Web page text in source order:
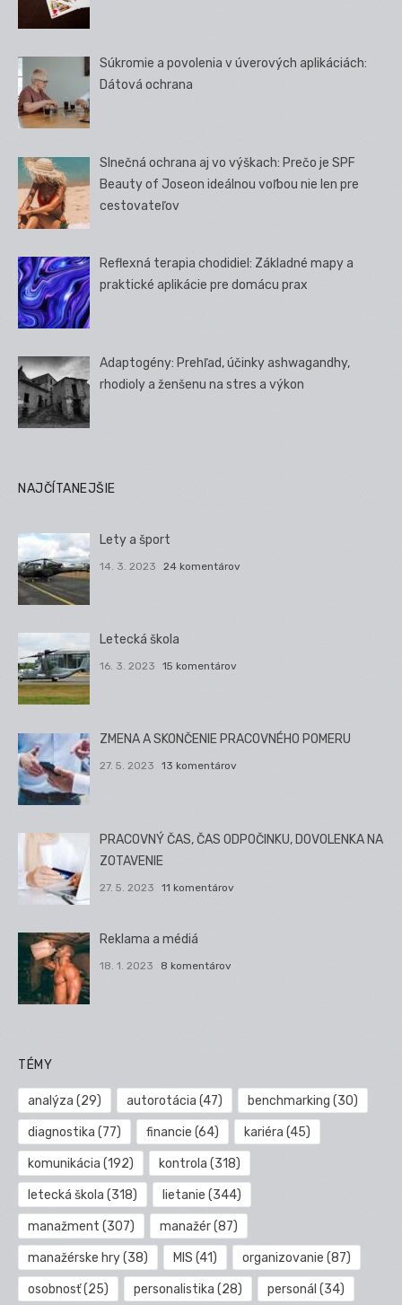
Súkromie a povolenia v úverových aplikáciách:
Dátová ochrana
Slnečná ochrana aj vo výškach: Prečo je SPF
Beauty of Joseon ideálnou voľbou nie len pre
cestovateľov
Reflexná terapia chodidiel: Základné mapy a
praktické aplikácie pre domácu prax
Adaptogény: Prehľad, účinky ashwagandhy,
rhodioly a ženšenu na stres a výkon
NAJČÍTANEJŠIE
Lety a šport
14. 3. 2023 24 komentárov
Letecká škola
16. 3. 2023 15 komentárov
ZMENA A SKONČENIE PRACOVNÉHO POMERU
27. 5. 2023 13 komentárov
PRACOVNÝ ČAS, ČAS ODPOČINKU, DOVOLENKA NA
ZOTAVENIE
27. 5. 2023 11 komentárov
Reklama a médiá
18. 1. 2023 8 komentárov
TÉMY
analýza (29) autorotácia (47) benchmarking (30)
diagnostika (77) financie (64) kariéra (45)
komunikácia (192) kontrola (318)
letecká škola (318) lietanie (344)
manažment (307) manažér(87)
manažérske hry(38) MIS (41) organizovanie (87)
osobnosť(25) personalistika (28) personál (34)